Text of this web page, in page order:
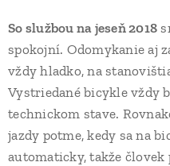
So službou na jeseň 2018
spokojní. Odomykanie aj
vždy hladko, na
Vystriedané bicykle vždy
technickom stave.
jazdy potme, kedy sa na
automaticky, takže